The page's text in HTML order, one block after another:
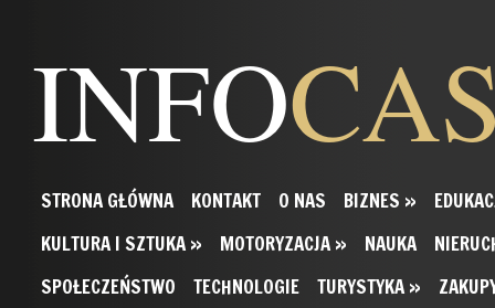
INFO
STRONA GŁÓWNA KONTAKT O NAS BIZNES »
KULTURA I SZTUKA » MOTORYZACJA » NAUKA
SPOŁECZEŃSTWO
TECHNOLOGIE TURYSTYKA »